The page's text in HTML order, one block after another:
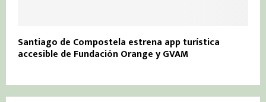
Santiago de Compostela estrena app turística
accesible de Fundación Orange y GVAM